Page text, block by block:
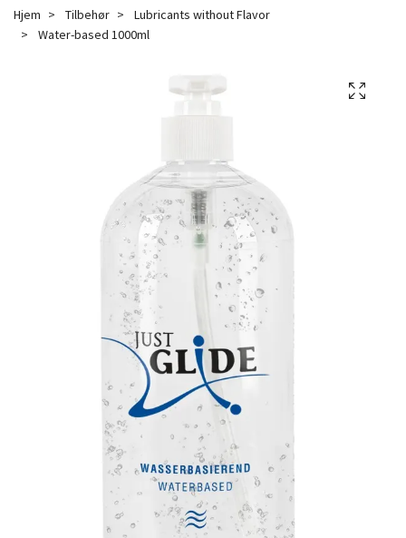
Hjem Tilbehør
Lubricants without Flavor
Water-based 1000ml